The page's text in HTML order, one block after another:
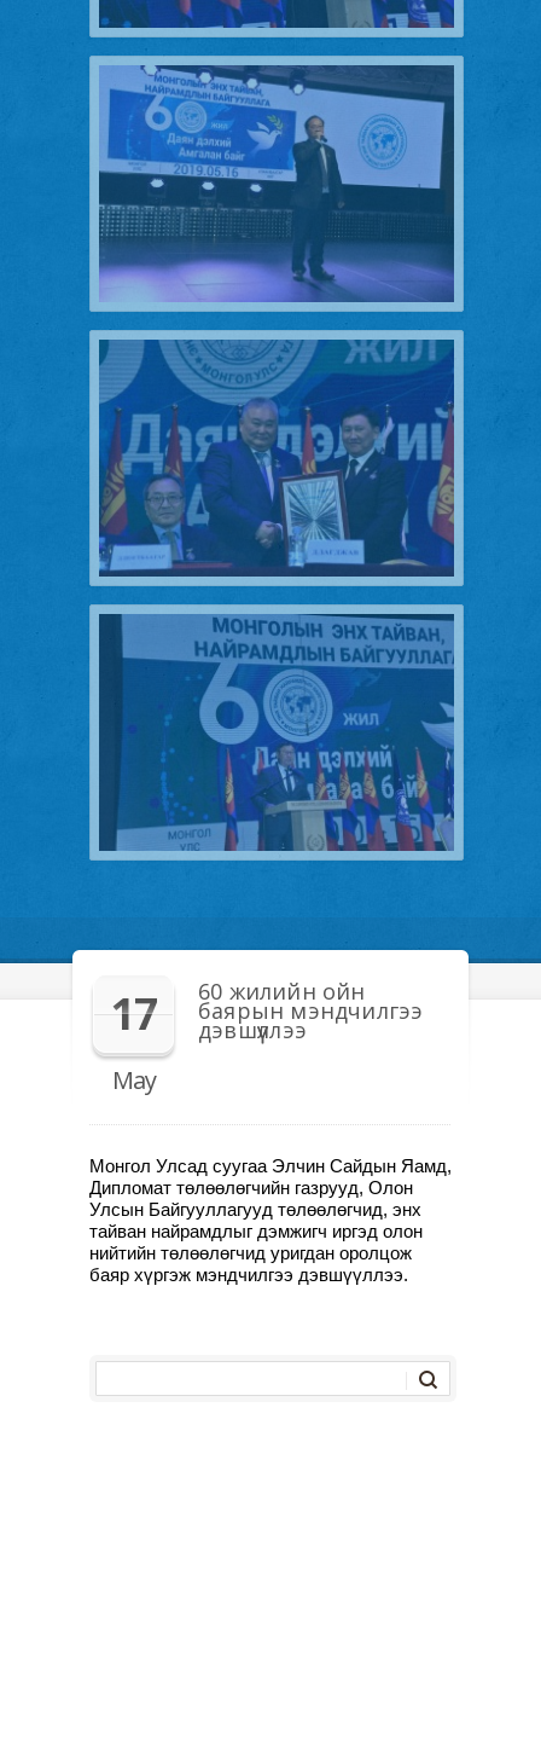
17
May
60 жилийн ойн
баярын мэндчилгээ
дэвшүүллээ
Монгол Улсад суугаа Элчин Сайдын Яамд,
Дипломат төлөөлөгчийн газрууд, Олон
Улсын Байгууллагууд төлөөлөгчид, энх
тайван найрамдлыг дэмжигч иргэд олон
нийтийн төлөөлөгчид уригдан оролцож
баяр хүргэж мэндчилгээ дэвшүүллээ.